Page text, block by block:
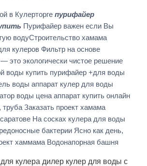
в Кулерторге пурифайер
Пурифайер важен если Вы
водуСтроительство хамама
кулеров Фильтр на основе
— это экологически чистое решение
воды купить пурифайер +для воды
воды аппарат кулер для воды
воды цена аппарат купить онлайн
Заказать проект хамама
На сосках кулера для воды
бактерии Ясно как день,
хаммама Водонапорная башня
кулера дилер кулер для воды с